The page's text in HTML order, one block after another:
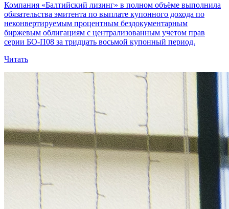
Компания «Балтийский лизинг» в полном объёме выполнила
обязательства эмитента по выплате купонного дохода по
неконвертируемым процентным бездокументарным
биржевым облигациям с централизованным учетом прав
серии БО-П08 за тридцать восьмой купонный период.
Читать